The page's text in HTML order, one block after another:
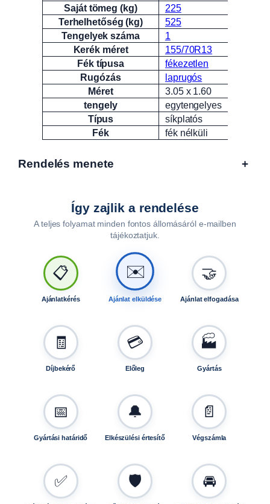
Saját tömeg (kg)
225
Terhelhetőség (kg)
525
Tengelyek száma
1
Kerék méret
155/70R13
Fék típusa
fékezetlen
Rugózás
laprugós
Méret
3.05 x 1.60
tengely
egytengelyes
Típus
síkplatós
Fék
fék nélküli
Rendelés menete +
Így zajlik a rendelése
A teljes folyamat minden fontos állomásáról e-mailben
tájékoztatjuk.
📋
Ajánlatkérés
✉️
Ajánlat elküldése
🤝
Ajánlat elfogadása
🧾
Díjbekérő
💳
Előleg
🏭
Gyártás
📅
Gyártási határidő
🔔
Elkészülési értesítő
📄
Végszámla
✅ 🛡️ 🚘